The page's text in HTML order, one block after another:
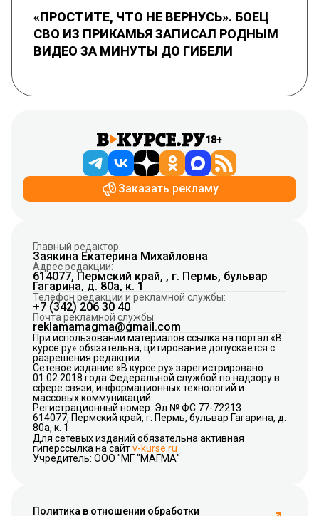
«ПРОСТИТЕ, ЧТО НЕ ВЕРНУСЬ». БОЕЦ
СВО ИЗ ПРИКАМЬЯ ЗАПИСАЛ РОДНЫМ
ВИДЕО ЗА МИНУТЫ ДО ГИБЕЛИ
18+
Заказать рекламу
Главный редактор:
Заякина Екатерина Михайловна
Адрес редакции:
614077, Пермский край, , г. Пермь, бульвар
Гагарина, д. 80а, к. 1
Телефон редакции и рекламной службы:
+7 (342) 206 30 40
Почта рекламной службы:
reklamamagma@gmail.com
При использовании материалов ссылка на портал «В
курсе.ру» обязательна, цитирование допускается с
разрешения редакции.
Сетевое издание «В курсе.ру» зарегистрировано
01.02.2018 года Федеральной службой по надзору в
сфере связи, информационных технологий и
массовых коммуникаций.
Регистрационный номер: Эл № ФС 77-72213
614077, Пермский край, г. Пермь, бульвар Гагарина, д.
80а, к. 1
Для сетевых изданий обязательна активная
гиперссылка на сайтv-kurse.ru
Учредитель: ООО "МГ "МАГМА"
Политика в отношении обработки